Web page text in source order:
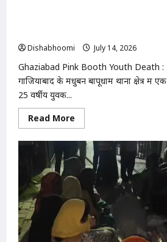
Dishabhoomi
July 14, 2026
Ghaziabad Pink Booth Youth Death :
गाजियाबाद के मधुबन बापूधाम थाना क्षेत्र में एक
25 वर्षीय युवक...
Read More
more
Ghaziabad
Pink
Booth
Youth
Death
गाजियाबाद
में
पिंक
बूथ
के
बाहर